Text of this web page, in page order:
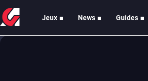
Jeux News Guides